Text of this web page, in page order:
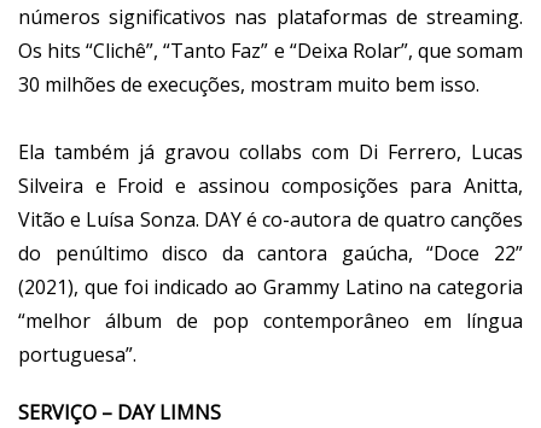
números significativos nas plataformas de streaming.
Os hits “Clichê”, “Tanto Faz” e “Deixa Rolar”, que somam
30 milhões de execuções, mostram muito bem isso.
Ela também já gravou collabs com Di Ferrero, Lucas
Silveira e Froid e assinou composições para Anitta,
Vitão e Luísa Sonza. DAY é co-autora de quatro canções
do penúltimo disco da cantora gaúcha, “Doce 22”
(2021), que foi indicado ao Grammy Latino na categoria
“melhor álbum de pop contemporâneo em língua
portuguesa”.
SERVIÇO – DAY LIMNS